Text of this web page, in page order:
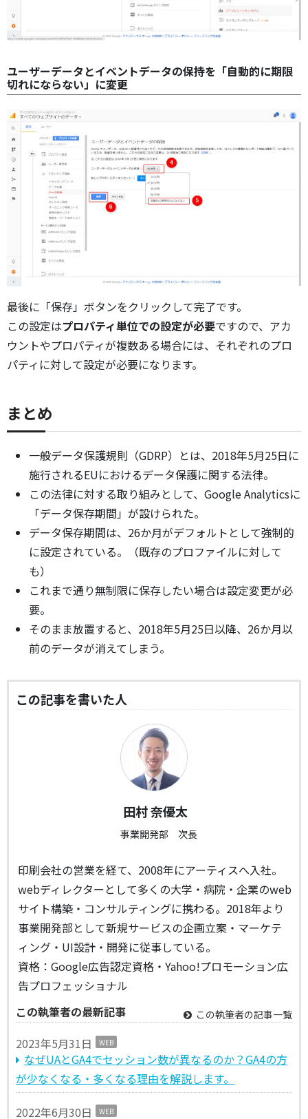
ユーザーデータとイベントデータの保持を「自動的に期限
切れにならない」に変更
最後に「保存」ボタンをクリックして完了です。
この設定はプロパティ単位での設定が必要ですので、アカ
ウントやプロパティが複数ある場合には、それぞれのプロ
パティに対して設定が必要になります。
まとめ
一般データ保護規則（GDRP）とは、2018年5月25日に
施行されるEUにおけるデータ保護に関する法律。
この法律に対する取り組みとして、Google Analyticsに
「データ保存期間」が設けられた。
データ保存期間は、26か月がデフォルトとして強制的
に設定されている。（既存のプロファイルに対して
も）
これまで通り無制限に保存したい場合は設定変更が必
要。
そのまま放置すると、2018年5月25日以降、26か月以
前のデータが消えてしまう。
この記事を書いた人
田村 奈優太
事業開発部 次長
印刷会社の営業を経て、2008年にアーティスへ入社。
webディレクターとして多くの大学・病院・企業のweb
サイト構築・コンサルティングに携わる。2018年より
事業開発部として新規サービスの企画立案・マーケテ
ィング・UI設計・開発に従事している。
資格：Google広告認定資格・Yahoo!プロモーション広
告プロフェッショナル
この執筆者の最新記事
この執筆者の記事一覧
2023年5月31日 WEB
なぜUAとGA4でセッション数が異なるのか？GA4の方
が少なくなる・多くなる理由を解説します。
2022年6月30日 WEB